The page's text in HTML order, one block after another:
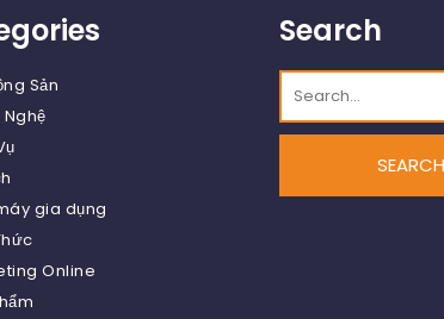
Sản
gia dụng
Online
Search